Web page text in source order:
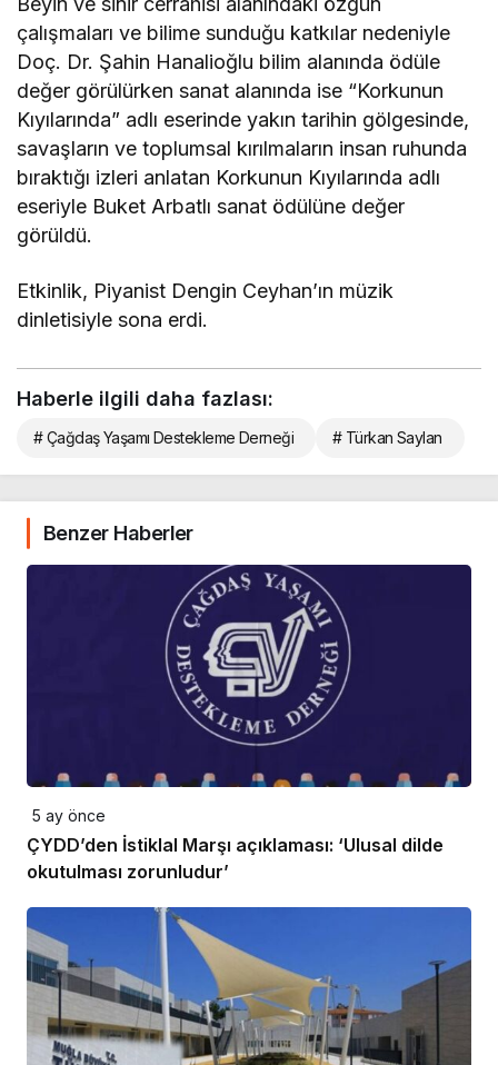
çalışmaları ve bilime sunduğu katkılar nedeniyle
Doç. Dr. Şahin Hanalioğlu bilim alanında ödüle
değer görülürken sanat alanında ise “Korkunun
Kıyılarında” adlı eserinde yakın tarihin gölgesinde,
savaşların ve toplumsal kırılmaların insan ruhunda
bıraktığı izleri anlatan Korkunun Kıyılarında adlı
eseriyle Buket Arbatlı sanat ödülüne değer
görüldü.
Etkinlik, Piyanist Dengin Ceyhan’ın müzik
dinletisiyle sona erdi.
Haberle ilgili daha fazlası:
# Çağdaş Yaşamı Destekleme Derneği # Türkan Saylan
Benzer Haberler
5 ay önce
ÇYDD’den İstiklal Marşı açıklaması: ‘Ulusal dilde
okutulması zorunludur’